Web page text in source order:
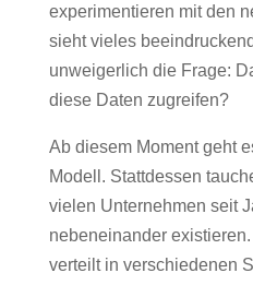
experimentieren mit den
sieht vieles
unweigerlich die Frage:
diese Daten zugreifen?
Ab diesem Moment geht
Modell. Stattdessen
vielen Unternehmen seit
nebeneinander
verteilt in verschiedenen